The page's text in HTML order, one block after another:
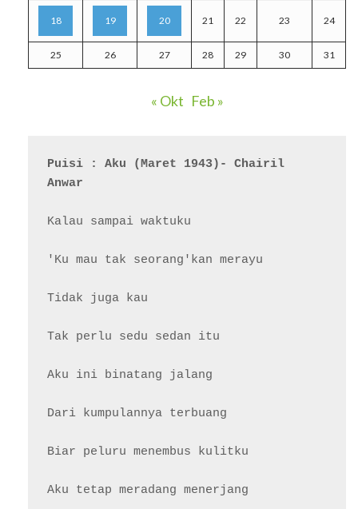
18 19 20 21 22 23 24
25 26 27 28 29 30 31
« Okt Feb »
Puisi : Aku (Maret 1943)- Chairil
Anwar
Kalau sampai waktuku
'Ku mau tak seorang'kan merayu
Tidak juga kau
Tak perlu sedu sedan itu
Aku ini binatang jalang
Dari kumpulannya terbuang
Biar peluru menembus kulitku
Aku tetap meradang menerjang